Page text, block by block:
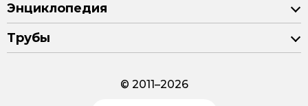
Энциклопедия
Трубы
© 2011–2026